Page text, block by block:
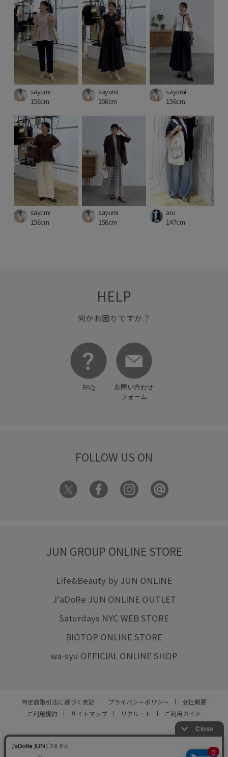
sayumi
156cm
sayumi
156cm
sayumi
156cm
sayumi
156cm
sayumi
156cm
aoi
147cm
HELP
何かお困りですか？
FAQ
お問い合わせ
フォーム
FOLLOW US ON
JUN GROUP ONLINE STORE
Life&Beauty by JUN ONLINE
J'aDoRe JUN ONLINE OUTLET
Saturdays NYC WEB STORE
BIOTOP ONLINE STORE
wa-syu OFFICIAL ONLINE SHOP
特定商取引法に基づく表記 プライバシーポリシー
会社概要
ご利用規約
サイトマップ リクルート ご利用ガイド